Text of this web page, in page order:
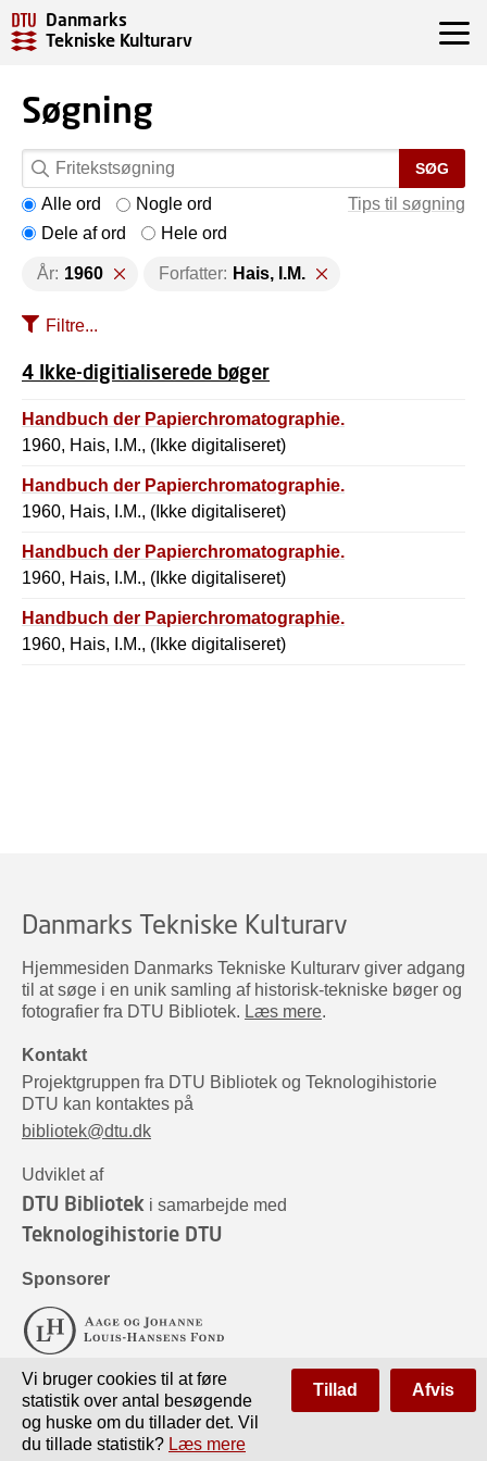
Danmarks
Tekniske Kulturarv
Søgning
SØG
Tips til søgning
Alle ord
Nogle ord
Dele af ord
Hele ord
År: 1960 Forfatter: Hais, I.M.
Filtre...
4 Ikke-digitialiserede bøger
Handbuch der Papierchromatographie.
1960, Hais, I.M., (Ikke digitaliseret)
Handbuch der Papierchromatographie.
1960, Hais, I.M., (Ikke digitaliseret)
Handbuch der Papierchromatographie.
1960, Hais, I.M., (Ikke digitaliseret)
Handbuch der Papierchromatographie.
1960, Hais, I.M., (Ikke digitaliseret)
Danmarks Tekniske Kulturarv
Hjemmesiden Danmarks Tekniske Kulturarv giver adgang
til at søge i en unik samling af historisk-tekniske bøger og
fotografier fra DTU Bibliotek. Læs mere.
Kontakt
Projektgruppen fra DTU Bibliotek og Teknologihistorie
DTU kan kontaktes på
bibliotek@dtu.dk
Udviklet af
DTU Bibliotek i samarbejde med
Teknologihistorie DTU
Sponsorer
Vi bruger cookies til at føre
statistik over antal besøgende
og huske om du tillader det. Vil
du tillade statistik? Læs mere
Tillad Afvis